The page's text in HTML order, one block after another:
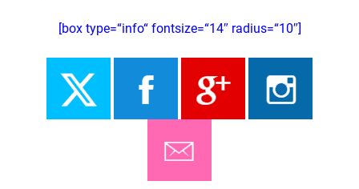
[box type=“info“ fontsize=“14″ radius=“10″]